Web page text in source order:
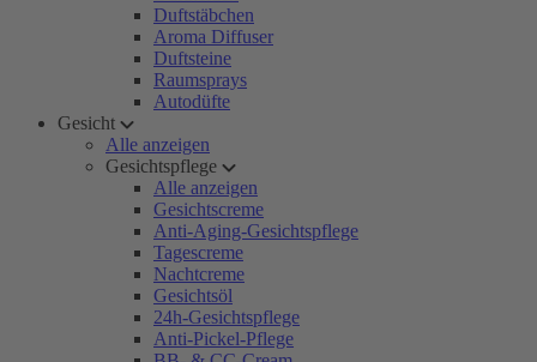
Duftstäbchen
Aroma Diffuser
Duftsteine
Raumsprays
Autodüfte
Gesicht
Alle anzeigen
Gesichtspflege
Alle anzeigen
Gesichtscreme
Anti-Aging-Gesichtspflege
Tagescreme
Nachtcreme
Gesichtsöl
24h-Gesichtspflege
Anti-Pickel-Pflege